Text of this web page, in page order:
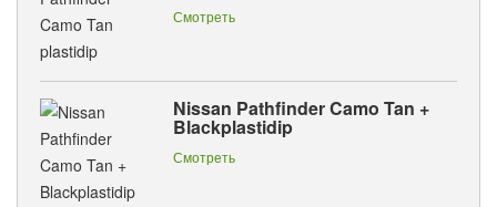
Смотреть
Nissan Pathfinder Camo Tan +
Blackplastidip
Смотреть